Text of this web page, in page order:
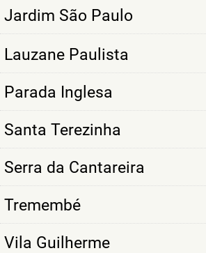
Jardim São Paulo
Lauzane Paulista
Parada Inglesa
Santa Terezinha
Serra da Cantareira
Tremembé
Vila Guilherme